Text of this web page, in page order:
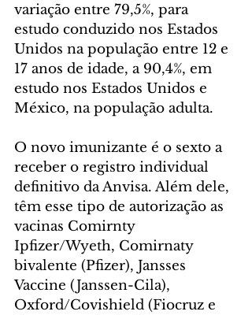
variação entre 79,5%, para
estudo conduzido nos Estados
Unidos na população entre 12 e
17 anos de idade, a 90,4%, em
estudo nos Estados Unidos e
México, na população adulta.
O novo imunizante é o sexto a
receber o registro individual
definitivo da Anvisa. Além dele,
têm esse tipo de autorização as
vacinas Comirnty
Ipfizer/Wyeth, Comirnaty
bivalente (Pfizer), Jansses
Vaccine (Janssen-Cila),
Oxford/Covishield (Fiocruz e